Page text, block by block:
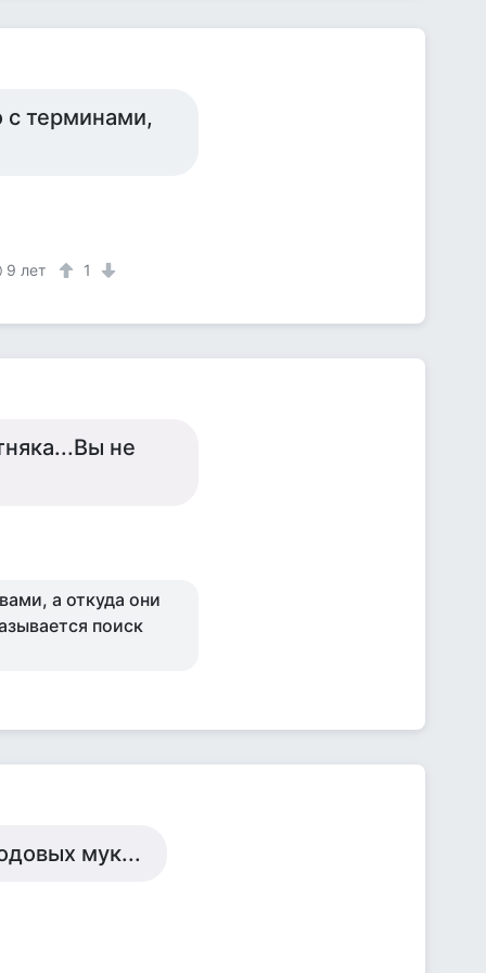
с терминами,
9 лет 1
не
а откуда они
поиск
мук...